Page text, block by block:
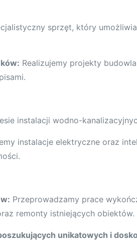
sprzęt, który
Realizujemy projekty
instalacji wodno-
instalacje elektryczne oraz
Przeprowadzamy prace
remonty istniejących obiektów.
unikatowych i